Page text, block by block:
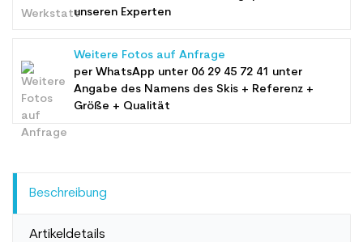
unseren Experten
Weitere Fotos auf Anfrage
per WhatsApp unter 06 29 45 72 41 unter
Angabe des Namens des Skis + Referenz +
Größe + Qualität
Beschreibung
Artikeldetails